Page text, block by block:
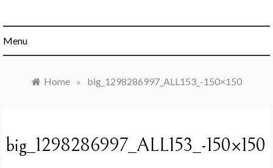
Menu
Home » big_1298286997_ALL153_-150×150
big_1298286997_ALL153_-150×150